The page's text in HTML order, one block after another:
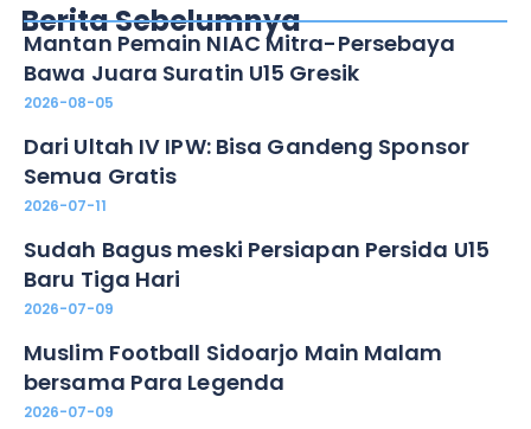
Berita Sebelumnya
Mantan Pemain NIAC Mitra-Persebaya
Bawa Juara Suratin U15 Gresik
2026-08-05
Dari Ultah IV IPW: Bisa Gandeng Sponsor
Semua Gratis
2026-07-11
Sudah Bagus meski Persiapan Persida U15
Baru Tiga Hari
2026-07-09
Muslim Football Sidoarjo Main Malam
bersama Para Legenda
2026-07-09